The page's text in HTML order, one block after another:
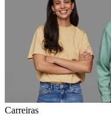
Carreiras